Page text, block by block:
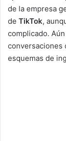
de la empresa
de TikTok,
complicado.
conversaciones
esquemas de